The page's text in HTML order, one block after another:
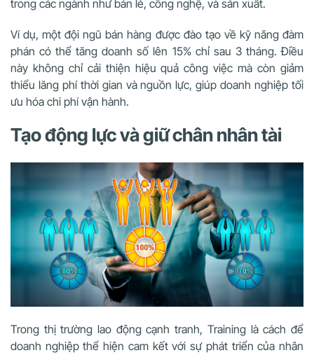
trong các ngành như bán lẻ, công nghệ, và sản xuất.
Ví dụ, một đội ngũ bán hàng được đào tạo về kỹ năng đàm
phán có thể tăng doanh số lên 15% chỉ sau 3 tháng. Điều
này không chỉ cải thiện hiệu quả công việc mà còn giảm
thiểu lãng phí thời gian và nguồn lực, giúp doanh nghiệp tối
ưu hóa chi phí vận hành.
Tạo động lực và giữ chân nhân tài
Trong thị trường lao động cạnh tranh, Training là cách để
doanh nghiệp thể hiện cam kết với sự phát triển của nhân